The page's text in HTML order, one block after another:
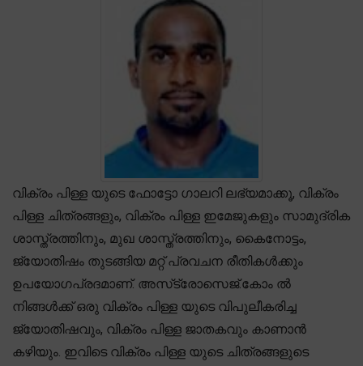
വിക്രം പിള്ള യുടെ ഫോട്ടോ ഗാലറി ലഭ്യമാക്കൂ, വിക്രം
പിള്ള ചിത്രങ്ങളും, വിക്രം പിള്ള ഇമേജുകളും സാമുദ്രിക
ശാസ്ത്രത്തിനും, മുഖ ശാസ്ത്രത്തിനും, കൈനോട്ടം,
ജ്യോതിഷം തുടങ്ങിയ മറ്റ് പ്രവചന രീതികൾക്കും
ഉപയോഗപ്രദമാണ്. അസ്‌ട്രോസെജ്.കോം ൽ
നിങ്ങൾക്ക് ഒരു വിക്രം പിള്ള യുടെ വിപുലീകരിച്ച
ജ്യോതിഷവും, വിക്രം പിള്ള ജാതകവും കാണാൻ
കഴിയും. ഇവിടെ വിക്രം പിള്ള യുടെ ചിത്രങ്ങളുടെ